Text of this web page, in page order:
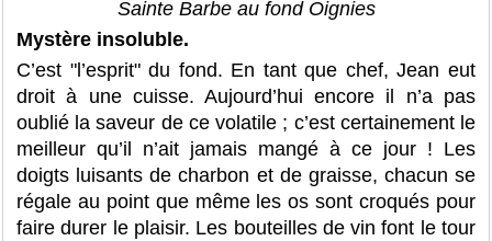
Sainte Barbe au fond Oignies
Mystère insoluble.
C’est "l’esprit" du fond. En tant que chef, Jean eut
droit à une cuisse. Aujourd’hui encore il n’a pas
oublié la saveur de ce volatile ; c’est certainement le
meilleur qu’il n’ait jamais mangé à ce jour ! Les
doigts luisants de charbon et de graisse, chacun se
régale au point que même les os sont croqués pour
faire durer le plaisir. Les bouteilles de vin font le tour